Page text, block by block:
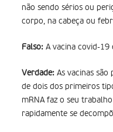
não sendo sérios ou
corpo, na cabeça ou
Falso: A vacina covid-19
Verdade: As vacinas
de dois dos primeiros
mRNA faz o seu
rapidamente se